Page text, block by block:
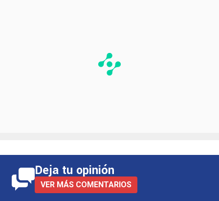
Deja tu opinión
VER MÁS COMENTARIOS